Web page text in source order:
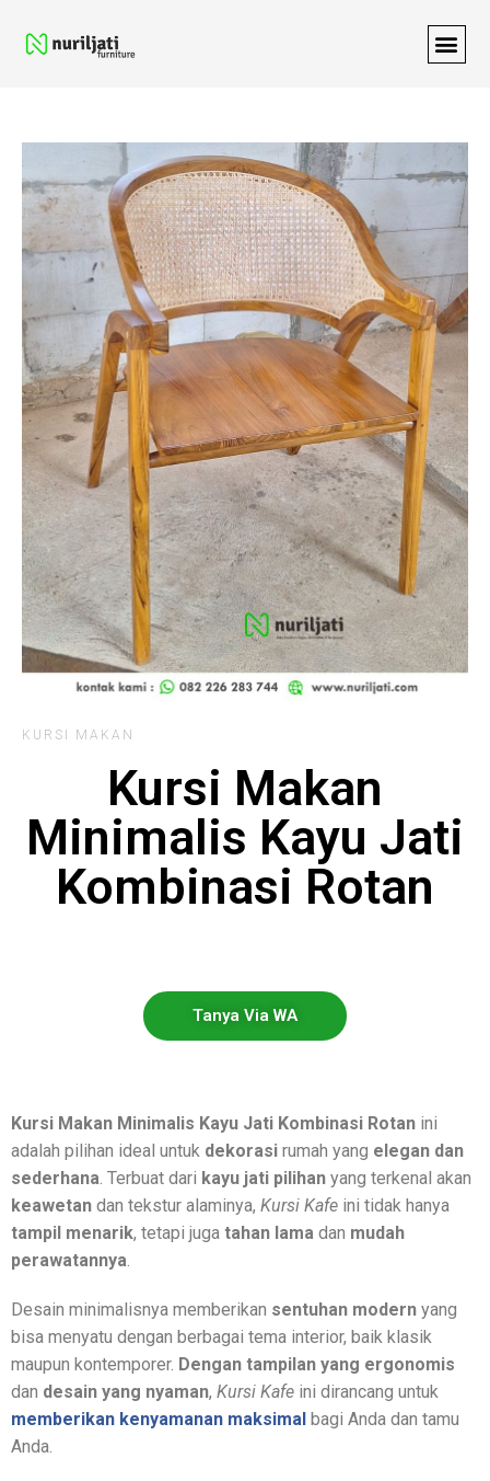
KURSI MAKAN
Kursi Makan
Minimalis Kayu Jati
Kombinasi Rotan
Tanya Via WA
Kursi Makan Minimalis Kayu Jati Kombinasi Rotan ini
adalah pilihan ideal untuk dekorasi rumah yang elegan dan
sederhana. Terbuat dari kayu jati pilihan yang terkenal akan
keawetan dan tekstur alaminya, Kursi Kafe ini tidak hanya
tampil menarik, tetapi juga tahan lama dan mudah
perawatannya.
Desain minimalisnya memberikan sentuhan modern yang
bisa menyatu dengan berbagai tema interior, baik klasik
maupun kontemporer. Dengan tampilan yang ergonomis
dan desain yang nyaman, Kursi Kafe ini dirancang untuk
memberikan kenyamanan maksimal bagi Anda dan tamu
Anda.